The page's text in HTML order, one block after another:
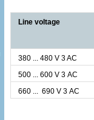
Line voltage
380 ... 480 V 3 AC
500 ... 600 V 3 AC
660 ... 690 V 3 AC